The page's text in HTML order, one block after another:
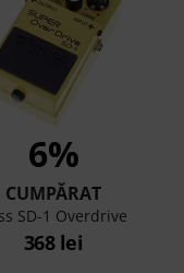
6%
CUMPĂRAT
SD-1 Overdrive
368 lei